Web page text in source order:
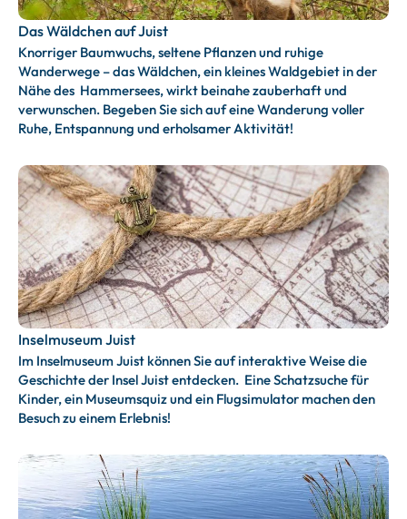
Das Wäldchen auf Juist
Knorriger Baumwuchs, seltene Pflanzen und ruhige
Wanderwege – das Wäldchen, ein kleines Waldgebiet in der
Nähe des Hammersees, wirkt beinahe zauberhaft und
verwunschen. Begeben Sie sich auf eine Wanderung voller
Ruhe, Entspannung und erholsamer Aktivität!
Inselmuseum Juist
Im Inselmuseum Juist können Sie auf interaktive Weise die
Geschichte der Insel Juist entdecken. Eine Schatzsuche für
Kinder, ein Museumsquiz und ein Flugsimulator machen den
Besuch zu einem Erlebnis!